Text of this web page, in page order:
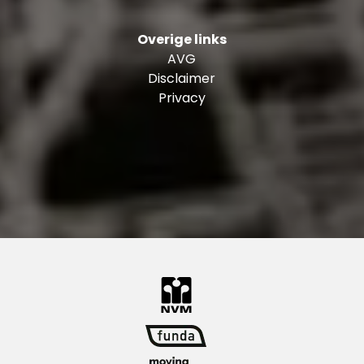
uitvalswegen met een snelle bereikbaarheid
naar de A16 en A15.
Restaurants en uitgaansgelegenheden:
Bij het hippe restaurant Maas, op een
gerechten zijn geïnspireerd op de Zuid-
waardoor je relaxt het weekend kunt inluiden.
Door de centrale ligging van de wijk ben je in
minder dan een kwartier loopafstand bij het
terrassen. Aanraders hier zijn bijvoorbeeld ’t
Zusje of Proeflokaal Bregje. Maar ook de
Wilhelminapier, met o.a. de Foodhallen, Hotel
New York en filmtheater Lantaren Venster, als
het stadscentrum van Rotterdam én
Overige links
AVG
Disclaimer
Privacy